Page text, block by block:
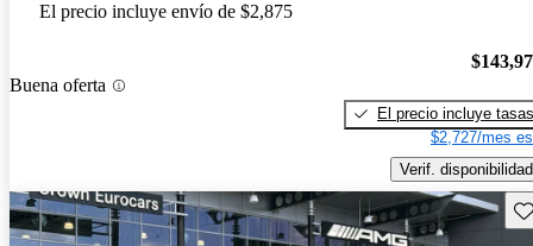
El precio incluye envío de $2,875
Buena oferta
El precio incluye tasas
$2,727/mes
Verif. disponibilidad